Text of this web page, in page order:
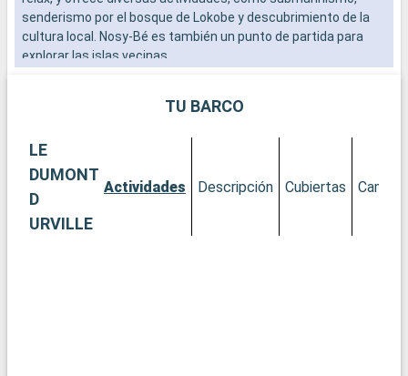
senderismo por el bosque de Lokobe y descubrimiento de la
cultura local. Nosy-Bé es también un punto de partida para
explorar las islas vecinas.
TU BARCO
LE
DUMONT
D
URVILLE
Actividades Descripción Cubiertas